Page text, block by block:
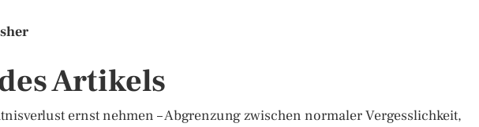
Artikels
ernst nehmen – Abgrenzung zwischen normaler Vergesslichkeit,